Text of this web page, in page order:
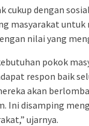
cukup dengan
masyarakat
nilai yang
pokok
respon baik
akan
Ini disamping
ujarnya.